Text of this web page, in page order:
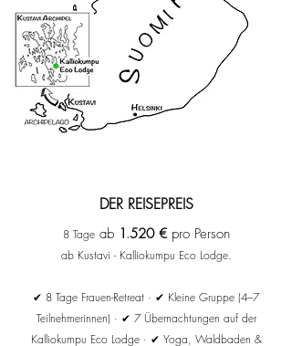
DER REISEPREIS
8Tage ab 1.520€pro Person
ab Kustavi - Kalliokumpu Eco Lodge.
✔ 8 Tage Frauen-Retreat · ✔ Kleine Gruppe (4–7
Teilnehmerinnen) · ✔ 7 Übernachtungen auf der
Kalliokumpu Eco Lodge · ✔ Yoga, Waldbaden &